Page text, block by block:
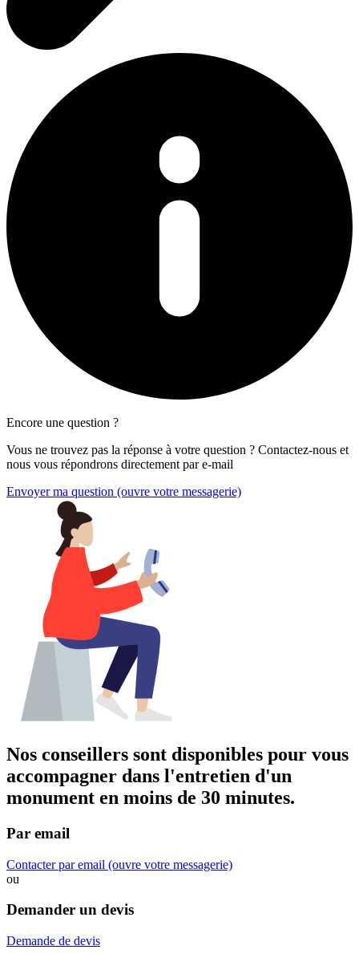
Encore une question ?
Vous ne trouvez pas la réponse à votre question ? Contactez-nous et
nous vous répondrons directement par e-mail
Envoyer ma question (ouvre votre messagerie)
Nos conseillers sont disponibles pour vous
accompagner dans l'entretien d'un
monument en moins de 30 minutes.
Par email
Contacter par email (ouvre votre messagerie)
ou
Demander un devis
Demande de devis